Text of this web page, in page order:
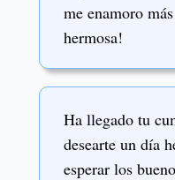
me enamoro
hermosa!
Ha llegado tu
desearte un día
esperar los